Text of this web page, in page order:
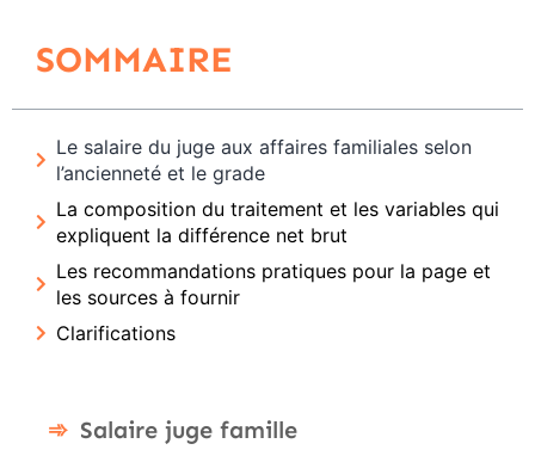
SOMMAIRE
Le salaire du juge aux affaires familiales selon
l’ancienneté et le grade
La composition du traitement et les variables qui
expliquent la différence net brut
Les recommandations pratiques pour la page et
les sources à fournir
Clarifications
Salaire juge famille